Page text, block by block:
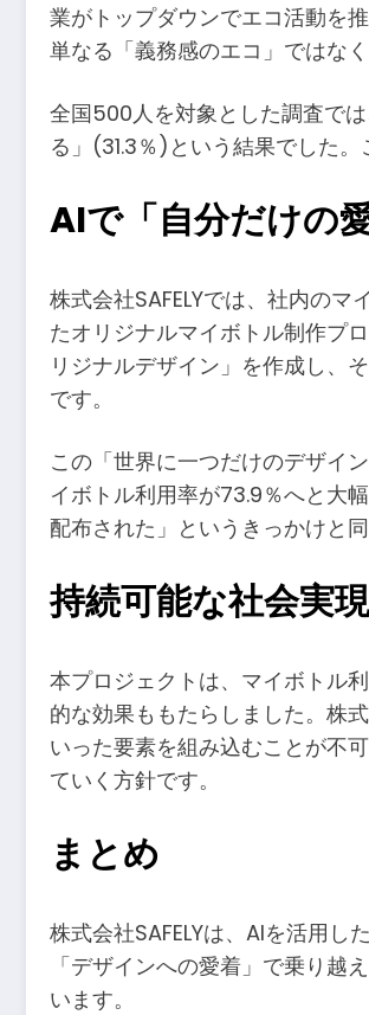
業がトップダウンでエコ活動を
単なる「義務感のエコ」ではな
全国500人を対象とした調査で
る」(31.3％)という結果でした
AIで「自分だけの
株式会社SAFELYでは、社内の
たオリジナルマイボトル制作プ
リジナルデザイン」を作成し、
です。
この「世界に一つだけのデザイ
イボトル利用率が73.9％へと大
配布された」というきっかけと
持続可能な社会実
本プロジェクトは、マイボトル
的な効果ももたらしました。株
いった要素を組み込むことが不
ていく方針です。
まとめ
株式会社SAFELYは、AIを活用
「デザインへの愛着」で乗り越
います。